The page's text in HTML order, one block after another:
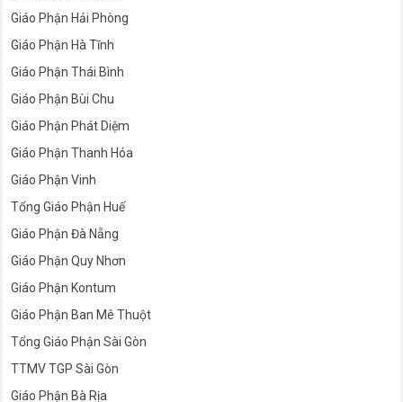
Giáo Phận Hải Phòng
Giáo Phận Hà Tĩnh
Giáo Phận Thái Bình
Giáo Phận Bùi Chu
Giáo Phận Phát Diệm
Giáo Phận Thanh Hóa
Giáo Phận Vinh
Tổng Giáo Phận Huế
Giáo Phận Đà Nẵng
Giáo Phận Quy Nhơn
Giáo Phận Kontum
Giáo Phận Ban Mê Thuột
Tổng Giáo Phận Sài Gòn
TTMV TGP Sài Gòn
Giáo Phận Bà Rịa